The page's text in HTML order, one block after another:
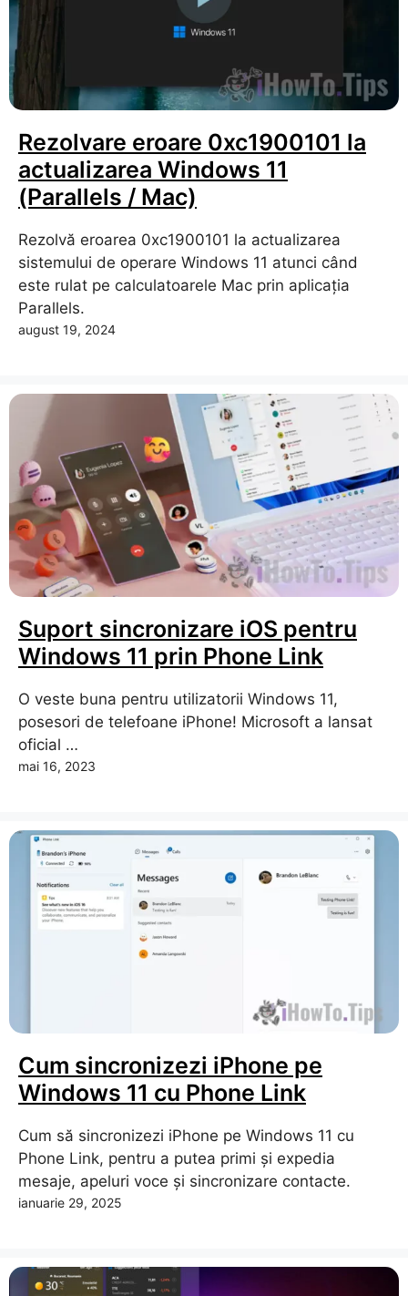
Rezolvare eroare 0xc1900101 la
actualizarea Windows 11
(Parallels / Mac)
Rezolvă eroarea 0xc1900101 la actualizarea
sistemului de operare Windows 11 atunci când
este rulat pe calculatoarele Mac prin aplicația
Parallels.
august 19, 2024
Suport sincronizare iOS pentru
Windows 11 prin Phone Link
O veste buna pentru utilizatorii Windows 11,
posesori de telefoane iPhone! Microsoft a lansat
oficial …
mai 16, 2023
Cum sincronizezi iPhone pe
Windows 11 cu Phone Link
Cum să sincronizezi iPhone pe Windows 11 cu
Phone Link, pentru a putea primi și expedia
mesaje, apeluri voce și sincronizare contacte.
ianuarie 29, 2025